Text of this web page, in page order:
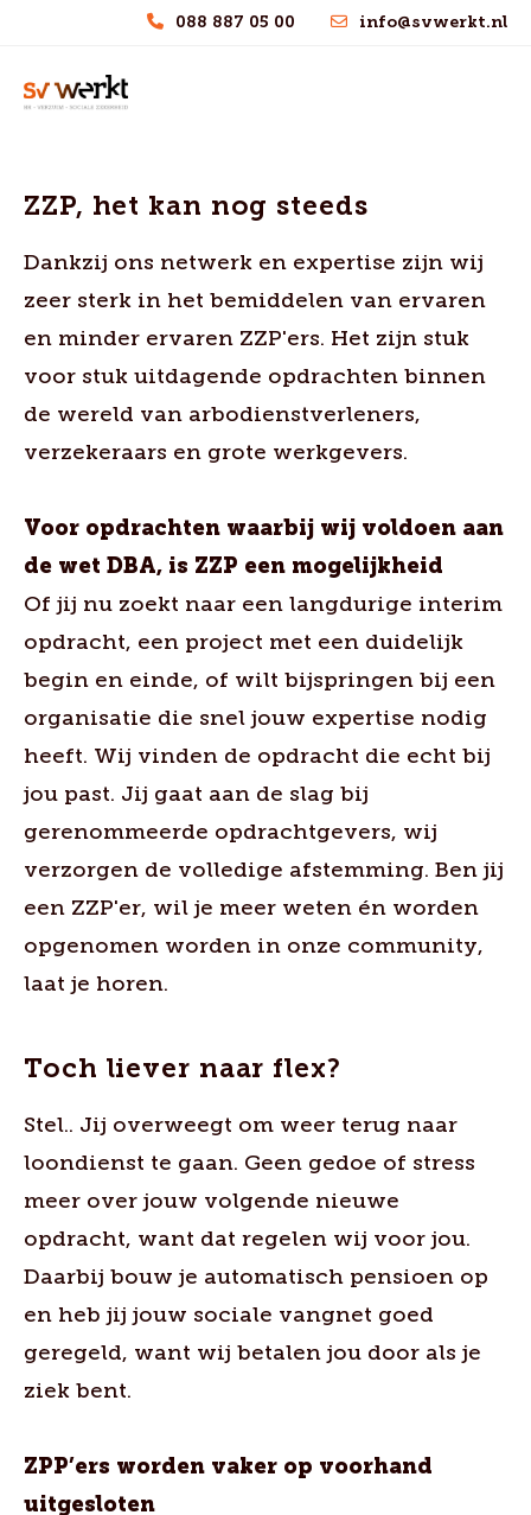
088 887 05 00 info@svwerkt.nl
ZZP, het kan nog steeds
Dankzij ons netwerk en expertise zijn wij
zeer sterk in het bemiddelen van ervaren
en minder ervaren ZZP'ers. Het zijn stuk
voor stuk uitdagende opdrachten binnen
de wereld van arbodienstverleners,
verzekeraars en grote werkgevers.
Voor opdrachten waarbij wij voldoen aan
de wet DBA, is ZZP een mogelijkheid
Of jij nu zoekt naar een langdurige interim
opdracht, een project met een duidelijk
begin en einde, of wilt bijspringen bij een
organisatie die snel jouw expertise nodig
heeft. Wij vinden de opdracht die echt bij
jou past. Jij gaat aan de slag bij
gerenommeerde opdrachtgevers, wij
verzorgen de volledige afstemming. Ben jij
een ZZP'er, wil je meer weten én worden
opgenomen worden in onze community,
laat je horen.
Toch liever naar flex?
Stel.. Jij overweegt om weer terug naar
loondienst te gaan. Geen gedoe of stress
meer over jouw volgende nieuwe
opdracht, want dat regelen wij voor jou.
Daarbij bouw je automatisch pensioen op
en heb jij jouw sociale vangnet goed
geregeld, want wij betalen jou door als je
ziek bent.
ZPP’ers worden vaker op voorhand
uitgesloten